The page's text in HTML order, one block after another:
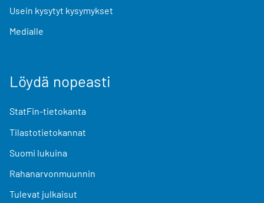
Usein kysytyt kysymykset
Medialle
Löydä nopeasti
StatFin-tietokanta
Tilastotietokannat
Suomi lukuina
Rahanarvonmuunnin
Tulevat julkaisut